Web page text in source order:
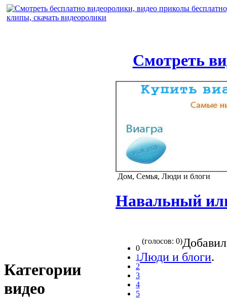
Смотреть
Категории
видео
Дом, Семья, Люди и блоги
Навальный
0
1
2
3
4
5
(голосов: 0)
Люди и блоги.